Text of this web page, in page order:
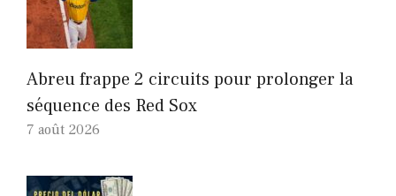
Abreu frappe 2 circuits pour prolonger la
séquence des Red Sox
7 août 2026